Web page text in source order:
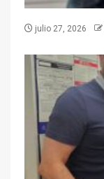
julio 27, 2026